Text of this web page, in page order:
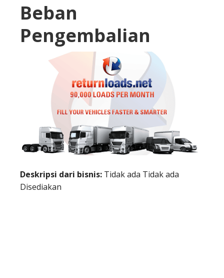
Beban
Pengembalian
Deskripsi dari bisnis: Tidak ada Tidak ada
Disediakan